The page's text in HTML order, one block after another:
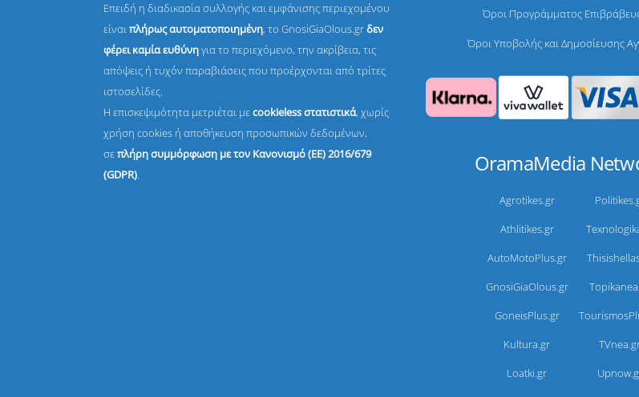
Επειδή η διαδικασία συλλογής και εμφάνισης περιεχομένου
είναιπλήρως αυτοματοποιημένη, το GnosiGiaOlous.grδεν
φέρει καμία ευθύνηγια το περιεχόμενο, την ακρίβεια, τις
απόψεις ή τυχόν παραβιάσεις που προέρχονται από τρίτες
ιστοσελίδες.
Η επισκεψιμότητα μετριέται μεcookieless στατιστικά, χωρίς
χρήση cookies ή αποθήκευση προσωπικών δεδομένων,
σεπλήρη συμμόρφωση με τον Κανονισμό (ΕΕ) 2016/679
(GDPR).
Όροι Προγράμματος
Όροι Υποβολής και Δημοσίευσης
OramaMedia
Agrotikes.gr
Athlitikes.gr
AutoMotoPlus.gr
GnosiGiaOlous.gr
GoneisPlus.gr
Kultura.gr
Loatki.gr